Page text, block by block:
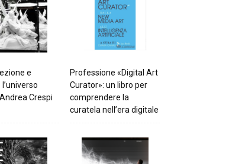
e
Crespi
Professione «Digital Art
Curator»: un libro per
comprendere la
curatela nell’era digitale